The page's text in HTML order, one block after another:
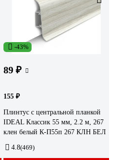
-43%
89 ₽
155 ₽
Плинтус с центральной планкой
IDEAL Классик 55 мм, 2.2 м, 267
клен белый К-П55п 267 КЛН БЕЛ
4.8(469)